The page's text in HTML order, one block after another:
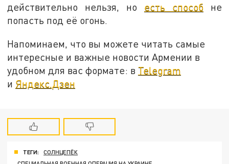
действительно нельзя, но есть способне
попасть под её огонь.
Напоминаем, что вы можете читать самые
интересные и важные новости Армении в
удобном для вас формате: в Telegram
и Яндекс.Дзен
ТЕГИ:
СОЛНЦЕПЁК